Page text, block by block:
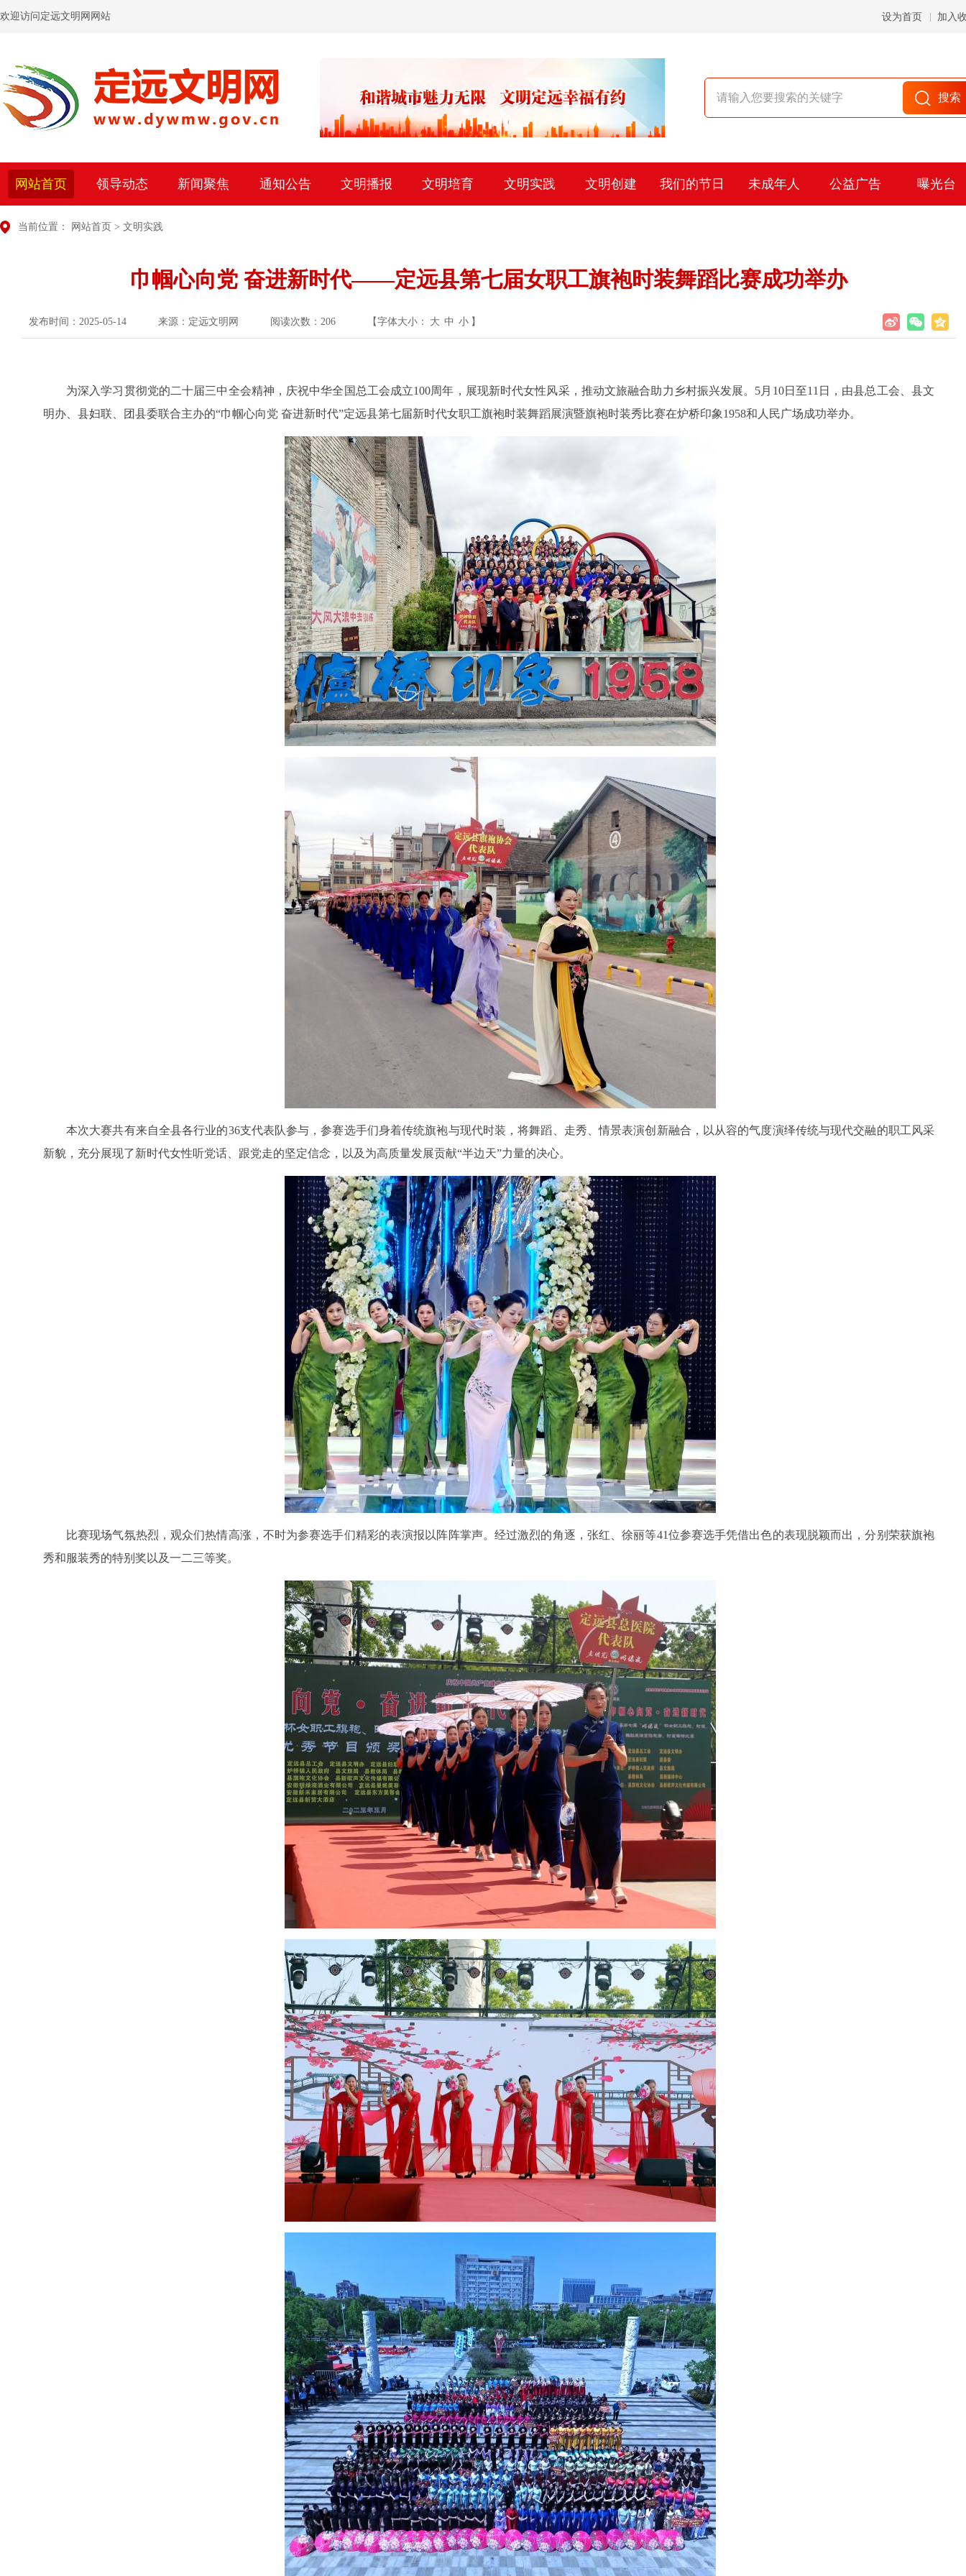
欢迎访问定远文明网网站 设为首页 加入
网站首页 领导动态 新闻聚焦 通知公告 文明播报 文明培育 文明实践 文明创建 我们的节日 未成年人 公益广告 曝光台
当前位置： 网站首页 > 文明实践
巾帼心向党 奋进新时代——定远县第七届女职工旗袍时装舞蹈比赛成功举办
发布时间：2025-05-14 来源：定远文明网 阅读次数： 206 【字体大小： 大 中 小 】
为深入学习贯彻党的二十届三中全会精神，庆祝中华全国总工会成立100周年，展现新时代女性风采，推动文旅融合助力乡村振兴发展。5月10日至11日， 由县总工会、县文
明办、县妇联、团县委联合主办的“巾帼心向党 奋进新时代”定远县第七届新时代女职工旗袍时装舞蹈展演暨旗袍时装秀比赛在炉桥印象1958和人民广场成功举办。
本次大赛共有来自全县各行业的36支代表队参与，参赛选手们身着传统旗袍与现代时装，将舞蹈、走秀、情景表演创新融合，以从容的气度演绎传统与现代交融的职工风采
新貌，充分展现了新时代女性听党话、跟党走的坚定信念，以及为高质量发展贡献“半边天”力量的决心。
比赛现场气氛热烈，观众们热情高涨，不时为参赛选手们精彩的表演报以阵阵掌声。经过激烈的角逐，张红、徐丽等41位参赛选手凭借出色的表现脱颖而出，分别荣获旗袍
秀和服装秀的特别奖以及一二三等奖。